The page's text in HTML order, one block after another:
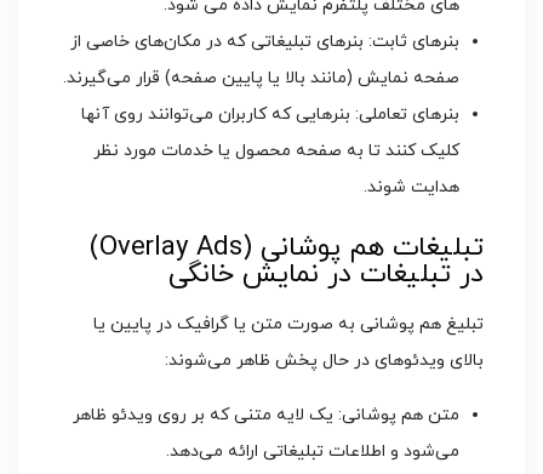
‌های مختلف پلتفرم نمایش داده می ‌شود.
بنرهای ثابت: بنرهای تبلیغاتی که در مکان‌های خاصی از
صفحه نمایش (مانند بالا یا پایین صفحه) قرار می‌گیرند.
بنرهای تعاملی: بنرهایی که کاربران می‌توانند روی آنها
کلیک کنند تا به صفحه محصول یا خدمات مورد نظر
هدایت شوند.
تبلیغات هم‌ پوشانی (Overlay Ads)
در تبلیغات در نمایش خانگی
تبلیغ هم‌ پوشانی به صورت متن یا گرافیک در پایین یا
بالای ویدئوهای در حال پخش ظاهر می‌شوند:
متن هم‌ پوشانی: یک لایه متنی که بر روی ویدئو ظاهر
می‌شود و اطلاعات تبلیغاتی ارائه می‌دهد.